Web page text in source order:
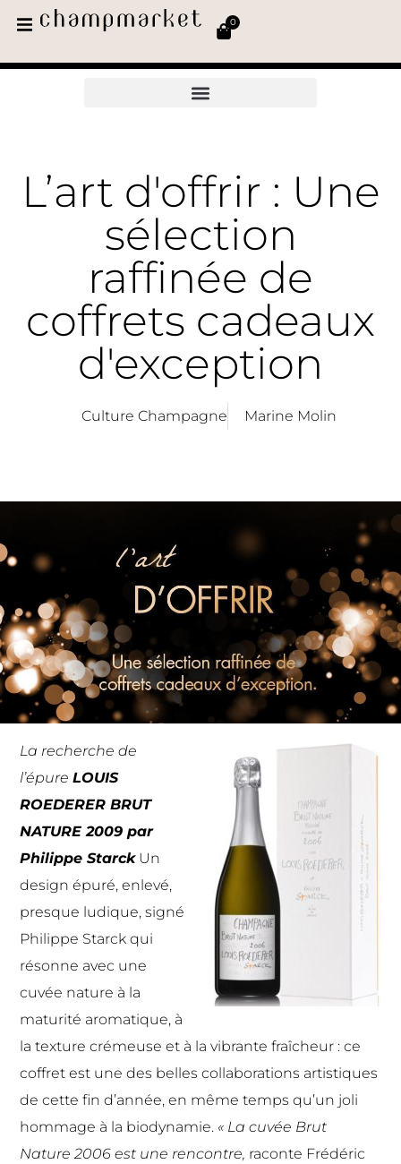
0
L’art d'offrir : Une
sélection
raffinée de
coffrets cadeaux
d'exception
Culture Champagne Marine Molin
La recherche de
l’épureLOUIS
ROEDERER BRUT
NATURE 2009 par
Philippe StarckUn
design épuré, enlevé,
presque ludique, signé
Philippe Starck qui
résonne avec une
cuvée nature à la
maturité aromatique, à
la texture crémeuse et à la vibrante fraîcheur : ce
coffret est une des belles collaborations artistiques
de cette fin d’année, en même temps qu’un joli
hommage à la biodynamie. « La cuvée Brut
Nature 2006 est une rencontre, raconte Frédéric